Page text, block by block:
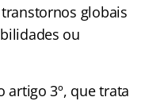
globais
ou
artigo 3º, que trata